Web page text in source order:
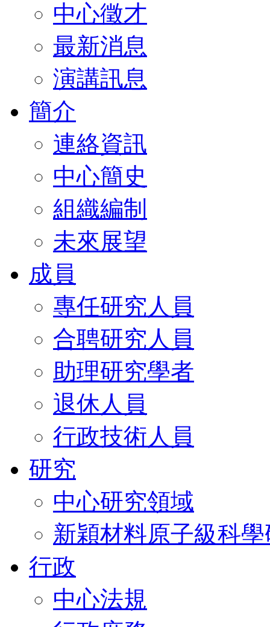
中心徵才
最新消息
演講訊息
簡介
連絡資訊
中心簡史
組織編制
未來展望
成員
專任研究人員
合聘研究人員
助理研究學者
退休人員
行政技術人員
研究
中心研究領域
新穎材料原子級科
行政
中心法規